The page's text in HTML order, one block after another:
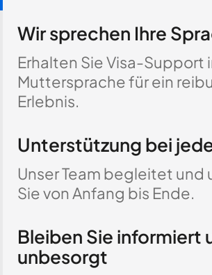
Wir sprechen Ihre
Erhalten Sie Visa-Support
Muttersprache für ein
Erlebnis.
Unterstützung bei
Unser Team begleitet und
Sie von Anfang bis Ende.
Bleiben Sie informiert
unbesorgt